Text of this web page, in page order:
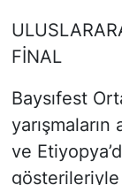
FİNAL
Baysıfest
ve